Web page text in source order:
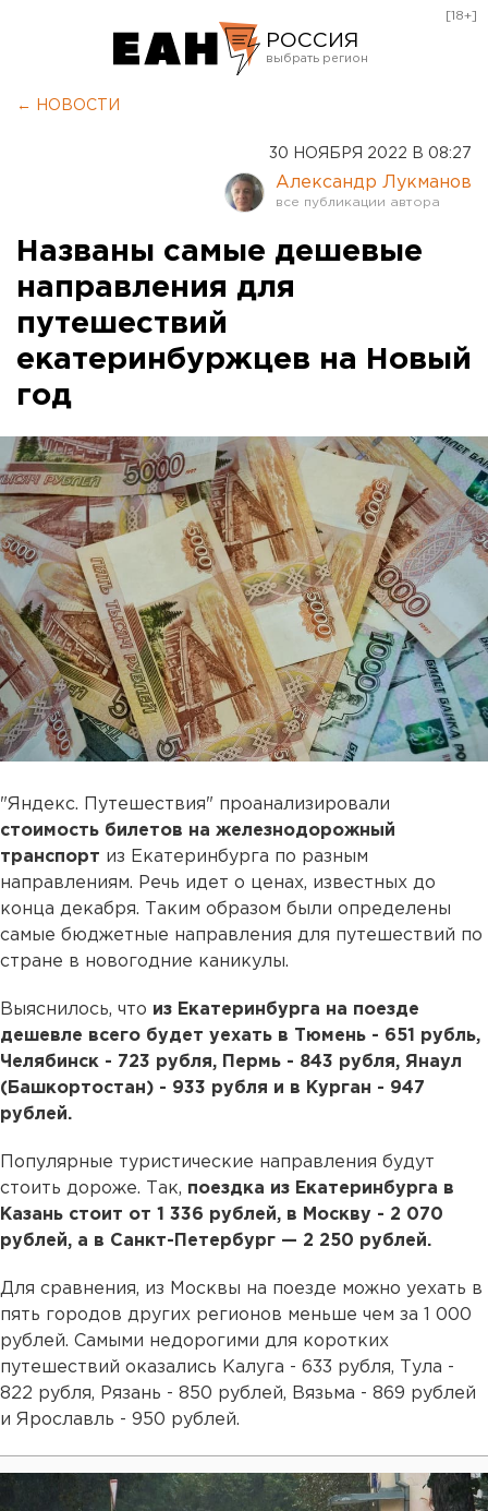
РОССИЯ
Оренбург
[18+]
← НОВОСТИ
30 НОЯБРЯ 2022 В 08:27
Александр Лукманов
Названы самые дешевые
направления для
путешествий
екатеринбуржцев на Новый
год
"Яндекс. Путешествия" проанализировали
стоимость билетов на железнодорожный
транспорт из Екатеринбурга по разным
направлениям. Речь идет о ценах, известных до
конца декабря. Таким образом были определены
самые бюджетные направления для путешествий по
стране в новогодние каникулы.
Выяснилось, что из Екатеринбурга на поезде
дешевле всего будет уехать в Тюмень - 651 рубль,
Челябинск - 723 рубля, Пермь - 843 рубля, Янаул
(Башкортостан) - 933 рубля и в Курган - 947
рублей.
Популярные туристические направления будут
стоить дороже. Так, поездка из Екатеринбурга в
Казань стоит от 1 336 рублей, в Москву - 2 070
рублей, а в Санкт-Петербург — 2 250 рублей.
Для сравнения, из Москвы на поезде можно уехать в
пять городов других регионов меньше чем за 1 000
рублей. Самыми недорогими для коротких
путешествий оказались Калуга - 633 рубля, Тула -
822 рубля, Рязань - 850 рублей, Вязьма - 869 рублей
и Ярославль - 950 рублей.